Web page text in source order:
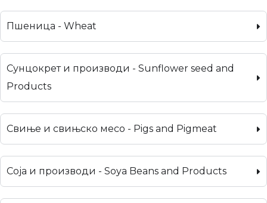
Пшеница - Wheat
Сунцокрет и производи - Sunflower seed and
Products
Свиње и свињско месо - Pigs and Pigmeat
Соја и производи - Soya Beans and Products